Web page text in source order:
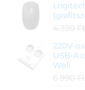
4 390 Ft
220V-
USB-A
Well
6 990 Ft